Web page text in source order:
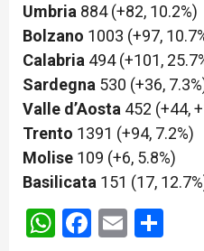
Umbria 884 (+82, 10.2%)
Bolzano 1003 (+97,
Calabria 494 (+101,
Sardegna 530 (+36,
Valle d’Aosta 452 (+44,
Trento 1391 (+94, 7.2%)
Molise 109 (+6, 5.8%)
Basilicata 151 (17,
WhatsApp
Facebook
Email